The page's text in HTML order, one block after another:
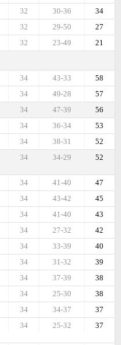
34
30-36
32
27
29-50
32
21
23-49
32
58
43-33
34
57
49-28
34
56
47-39
34
53
36-34
34
52
38-31
34
52
34-29
34
47
41-40
34
45
43-42
34
43
41-40
34
42
27-32
34
40
33-39
34
39
31-32
34
38
37-39
34
38
25-30
34
37
34-37
34
37
25-32
34